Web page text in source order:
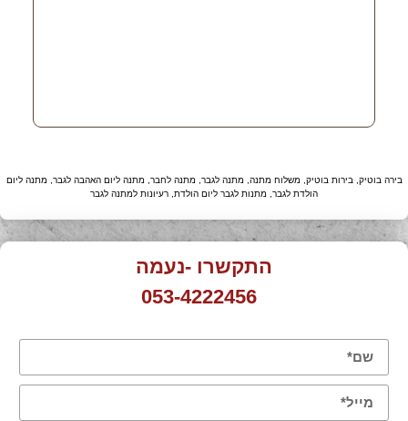
בירה בוטיק, בירות בוטיק, משלוח מתנה, מתנה לגבר, מתנה לחבר, מתנה ליום האהבה לגבר, מתנה ליום
הולדת לגבר, מתנות לגבר ליום הולדת, רעיונות למתנה לגבר
התקשרו -נעמה
053-4222456